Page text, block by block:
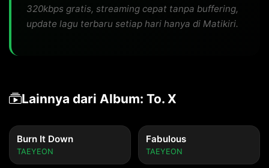
320kbps gratis, streaming cepat tanpa buffering,
update lagu terbaru setiap hari hanya di Matikiri.
Lainnya dari Album: To. X
Burn It Down
TAEYEON
Fabulous
TAEYEON